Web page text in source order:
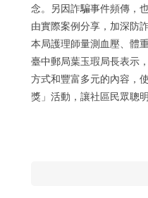
念。另因詐騙事件頻傳，
由實際案例分享，加深防
本局護理師量測血壓、體
臺中郵局葉玉瑕局長表示
方式和豐富多元的內容，
獎」活動，讓社區民眾聰